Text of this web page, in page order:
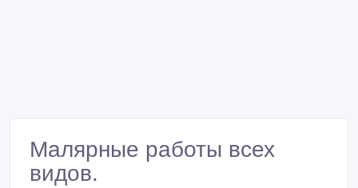
Малярные работы всех
видов.